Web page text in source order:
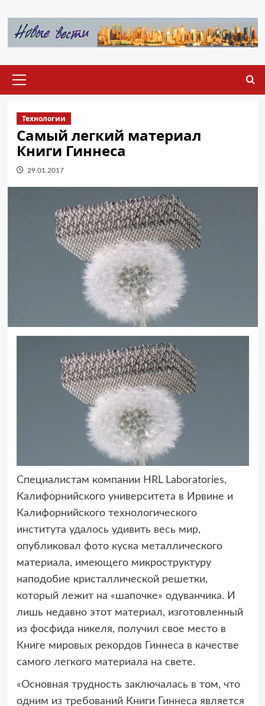
содержимому
меню
Технологии
Самый легкий материал
Книги Гиннеса
29.01.2017
Специалистам компании HRL Laboratories,
Калифорнийского университета в Ирвине и
Калифорнийского технологического
института удалось удивить весь мир,
опубликовал фото куска металлического
материала, имеющего микроструктуру
наподобие кристаллической решетки,
который лежит на «шапочке» одуванчика. И
лишь недавно этот материал, изготовленный
из фосфида никеля, получил свое место в
Книге мировых рекордов Гиннеса в качестве
самого легкого материала на свете.
«Основная трудность заключалась в том, что
одним из требований Книги Гиннеса является